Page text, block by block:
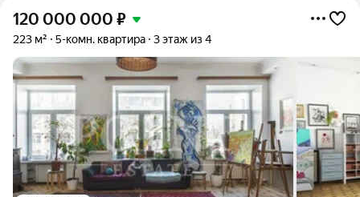
120 000 000 ₽
223 м² 5-комн. квартира 3 этаж из 4